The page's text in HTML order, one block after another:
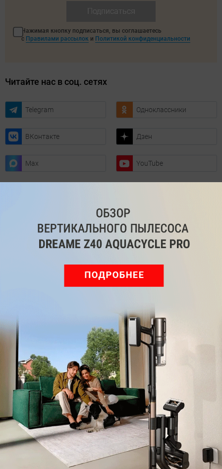
Нажимая кнопку подписаться, вы соглашаетесь
с Правилами рассылок и Политикой конфиденциальности
Читайте нас в соц. сетях
Telegram Одноклассники
ВКонтакте Дзен
Max YouTube
Мы знаем, вам есть что сказать!
Зарегистрируйтесь
оставить комментарий
Рекомендуем